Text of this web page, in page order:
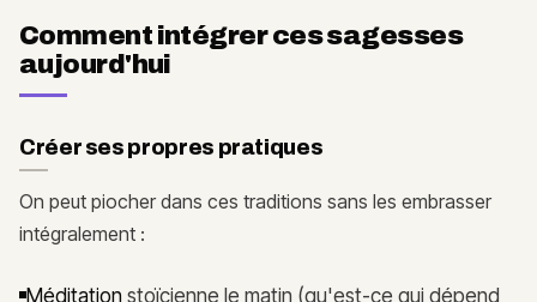
Comment intégrer ces sagesses
aujourd'hui
Créer ses propres pratiques
On peut piocher dans ces traditions sans les embrasser
intégralement :
Méditation stoïcienne le matin (qu'est-ce qui dépend